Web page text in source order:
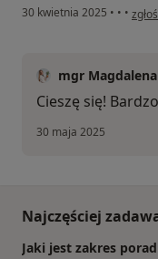
30 kwietnia 2025 • • • w
mgr
Cieszę się!
30 maja 2025
Najczęściej
Jaki jest zakres